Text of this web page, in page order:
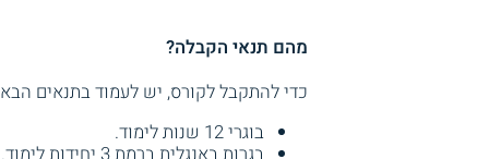
מהם תנאי הקבלה?
כדי להתקבל לקורס, יש לעמוד בתנאים
בוגרי 12 שנות לימוד.